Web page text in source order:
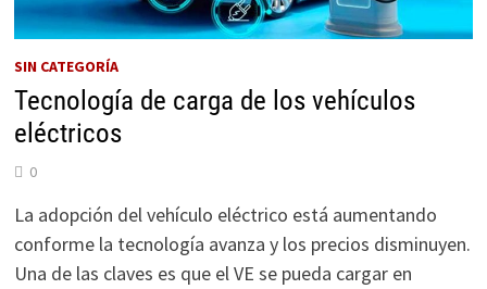
SIN CATEGORÍA
Tecnología de carga de los vehículos
eléctricos
0
La adopción del vehículo eléctrico está aumentando
conforme la tecnología avanza y los precios disminuyen.
Una de las claves es que el VE se pueda cargar en